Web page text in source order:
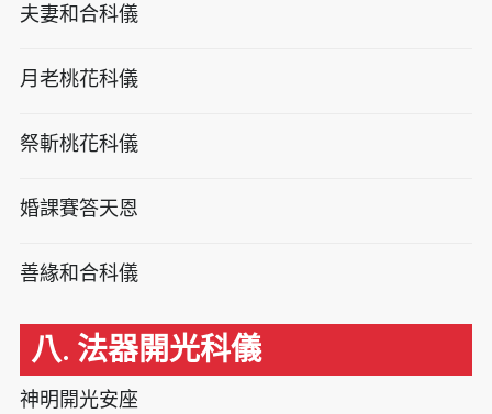
夫妻和合科儀
月老桃花科儀
祭斬桃花科儀
婚課賽答天恩
善緣和合科儀
八. 法器開光科儀
神明開光安座